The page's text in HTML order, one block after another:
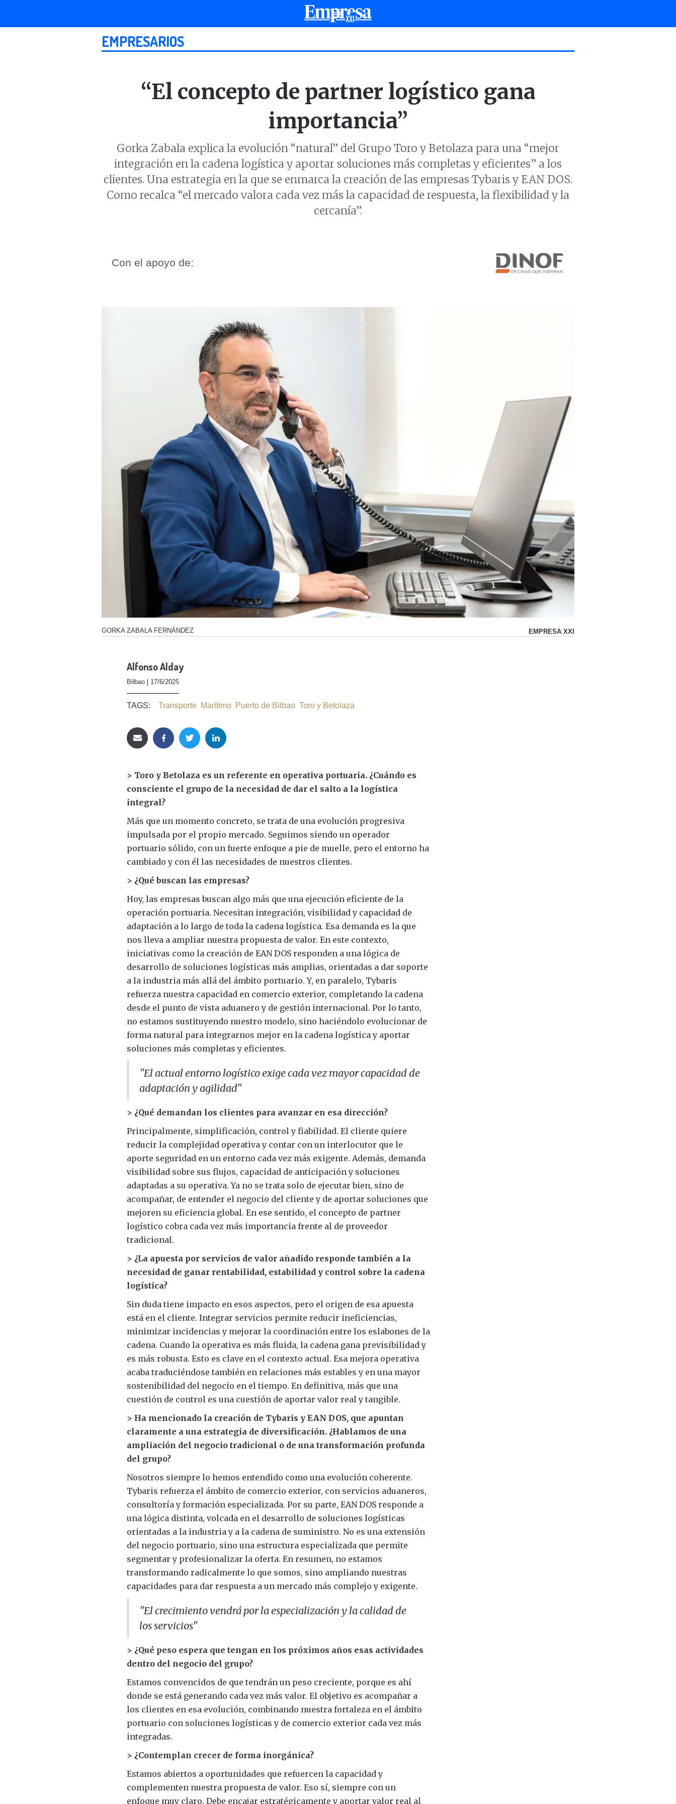
EMPRESARIOS
“El concepto de partner logístico gana
importancia”
Gorka Zabala explica la evolución “natural” del Grupo Toro y Betolaza para una “mejor
integración en la cadena logística y aportar soluciones más completas y eficientes” a los
clientes. Una estrategia en la que se enmarca la creación de las empresas Tybaris y EAN DOS.
Como recalca “el mercado valora cada vez más la capacidad de respuesta, la flexibilidad y la
cercanía”.
Con el apoyo de:
Text Link
GORKA ZABALA FERNÁNDEZ EMPRESA XXI
Alfonso Alday
Bilbao 17/6/2025
TAGS: Transporte Marítimo Puerto de Bilbao Toro y Betolaza
> Toro y Betolaza es un referente en operativa portuaria. ¿Cuándo es
consciente el grupo de la necesidad de dar el salto a la logística
integral?
Más que un momento concreto, se trata de una evolución progresiva
impulsada por el propio mercado. Seguimos siendo un operador
portuario sólido, con un fuerte enfoque a pie de muelle, pero el entorno ha
cambiado y con él las necesidades de nuestros clientes.
> ¿Qué buscan las empresas?
Hoy, las empresas buscan algo más que una ejecución eficiente de la
operación portuaria. Necesitan integración, visibilidad y capacidad de
adaptación a lo largo de toda la cadena logística. Esa demanda es la que
nos lleva a ampliar nuestra propuesta de valor. En este contexto,
iniciativas como la creación de EAN DOS responden a una lógica de
desarrollo de soluciones logísticas más amplias, orientadas a dar soporte
a la industria más allá del ámbito portuario. Y, en paralelo, Tybaris
refuerza nuestra capacidad en comercio exterior, completando la cadena
desde el punto de vista aduanero y de gestión internacional. Por lo tanto,
no estamos sustituyendo nuestro modelo, sino haciéndolo evolucionar de
forma natural para integrarnos mejor en la cadena logística y aportar
soluciones más completas y eficientes.
"El actual entorno logístico exige cada vez mayor capacidad de
adaptación y agilidad"
> ¿Qué demandan los clientes para avanzar en esa dirección?
Principalmente, simplificación, control y fiabilidad. El cliente quiere
reducir la complejidad operativa y contar con un interlocutor que le
aporte seguridad en un entorno cada vez más exigente. Además, demanda
visibilidad sobre sus flujos, capacidad de anticipación y soluciones
adaptadas a su operativa. Ya no se trata solo de ejecutar bien, sino de
acompañar, de entender el negocio del cliente y de aportar soluciones que
mejoren su eficiencia global. En ese sentido, el concepto de partner
logístico cobra cada vez más importancia frente al de proveedor
tradicional.
> ¿La apuesta por servicios de valor añadido responde también a la
necesidad de ganar rentabilidad, estabilidad y control sobre la cadena
logística?
Sin duda tiene impacto en esos aspectos, pero el origen de esa apuesta
está en el cliente. Integrar servicios permite reducir ineficiencias,
minimizar incidencias y mejorar la coordinación entre los eslabones de la
cadena. Cuando la operativa es más fluida, la cadena gana previsibilidad y
es más robusta. Esto es clave en el contexto actual. Esa mejora operativa
acaba traduciéndose también en relaciones más estables y en una mayor
sostenibilidad del negocio en el tiempo. En definitiva, más que una
cuestión de control es una cuestión de aportar valor real y tangible.
> Ha mencionado la creación de Tybaris y EAN DOS, que apuntan
claramente a una estrategia de diversificación. ¿Hablamos de una
ampliación del negocio tradicional o de una transformación profunda
del grupo?
Nosotros siempre lo hemos entendido como una evolución coherente.
Tybaris refuerza el ámbito de comercio exterior, con servicios aduaneros,
consultoría y formación especializada. Por su parte, EAN DOS responde a
una lógica distinta, volcada en el desarrollo de soluciones logísticas
orientadas a la industria y a la cadena de suministro. No es una extensión
del negocio portuario, sino una estructura especializada que permite
segmentar y profesionalizar la oferta. En resumen, no estamos
transformando radicalmente lo que somos, sino ampliando nuestras
capacidades para dar respuesta a un mercado más complejo y exigente.
"El crecimiento vendrá por la especialización y la calidad de
los servicios"
> ¿Qué peso espera que tengan en los próximos años esas actividades
dentro del negocio del grupo?
Estamos convencidos de que tendrán un peso creciente, porque es ahí
donde se está generando cada vez más valor. El objetivo es acompañar a
los clientes en esa evolución, combinando nuestra fortaleza en el ámbito
portuario con soluciones logísticas y de comercio exterior cada vez más
integradas.
> ¿Contemplan crecer de forma inorgánica?
Estamos abiertos a oportunidades que refuercen la capacidad y
complementen nuestra propuesta de valor. Eso sí, siempre con un
enfoque muy claro. Debe encajar estratégicamente y aportar valor real al